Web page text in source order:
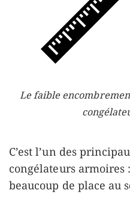
Le faible
C’est l’un des
congélateurs
beaucoup de place au